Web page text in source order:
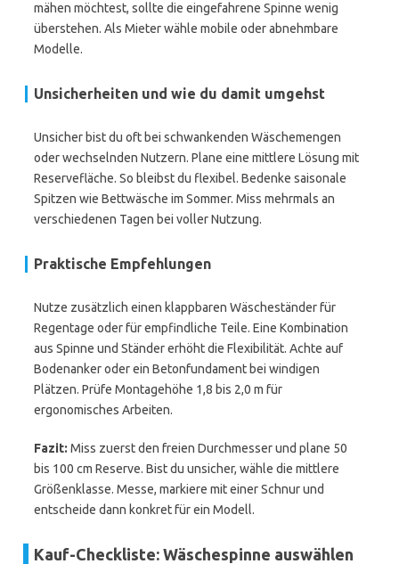
mähen möchtest, sollte die eingefahrene Spinne wenig
überstehen. Als Mieter wähle mobile oder abnehmbare
Modelle.
Unsicherheiten und wie du damit umgehst
Unsicher bist du oft bei schwankenden Wäschemengen
oder wechselnden Nutzern. Plane eine mittlere Lösung mit
Reservefläche. So bleibst du flexibel. Bedenke saisonale
Spitzen wie Bettwäsche im Sommer. Miss mehrmals an
verschiedenen Tagen bei voller Nutzung.
Praktische Empfehlungen
Nutze zusätzlich einen klappbaren Wäscheständer für
Regentage oder für empfindliche Teile. Eine Kombination
aus Spinne und Ständer erhöht die Flexibilität. Achte auf
Bodenanker oder ein Betonfundament bei windigen
Plätzen. Prüfe Montagehöhe 1,8 bis 2,0 m für
ergonomisches Arbeiten.
Fazit: Miss zuerst den freien Durchmesser und plane 50
bis 100 cm Reserve. Bist du unsicher, wähle die mittlere
Größenklasse. Messe, markiere mit einer Schnur und
entscheide dann konkret für ein Modell.
Kauf-Checkliste: Wäschespinne auswählen